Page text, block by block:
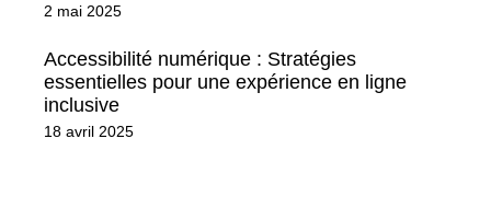
2 mai 2025
Accessibilité numérique : Stratégies
essentielles pour une expérience en ligne
inclusive
18 avril 2025